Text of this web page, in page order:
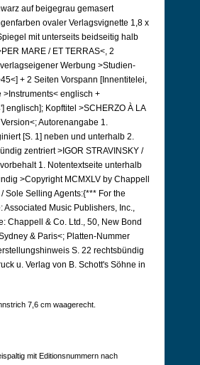
auf beigegrau gemasert
ovaler Verlagsvignette 1,8 x
mit unterseits beidseitig halb
MARE / ET TERRAS<, 2
Werbung >Studien-
+ 2 Seiten Vorspann [Innentitelei,
>Instruments< englisch +
englisch]; Kopftitel >SCHERZO À LA
Autorenangabe 1.
[S. 1] neben und unterhalb 2.
zentriert >IGOR STRAVINSKY /
1. Notentextseite unterhalb
>Copyright MCMXLV by Chappell
Sole Selling Agents:{*** For the
Associated Music Publishers, Inc.,
Chappell & Co. Ltd., 50, New Bond
& Paris<; Platten-Nummer
S. 22 rechtsbündig
u. Verlag von B. Schott's Söhne in
7,6 cm waagerecht.
mit Editionsnummern nach